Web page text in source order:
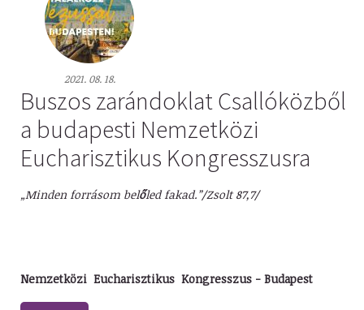
2021. 08. 18.
Buszos zarándoklat Csallóközből
a budapesti Nemzetközi
Eucharisztikus Kongresszusra
„Minden forrásom belőled fakad.”/Zsolt 87,7/
Nemzetközi Eucharisztikus Kongresszus - Budapest